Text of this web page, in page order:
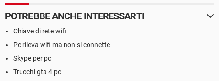
POTREBBE ANCHE INTERESSARTI
Chiave di rete wifi
Pc rileva wifi ma non si connette
Skype per pc
Trucchi gta 4 pc